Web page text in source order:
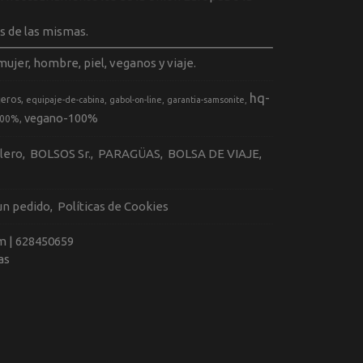
de las mismas.
hombre, piel, veganos y viaje.
equipaje-de-cabina gabol-on-line garantia-samsonite
hq-
vegano-100%
BOLSOS Sr. PARAGÜAS
BOLSA DE VIAJE
pedido Políticas de Cookies
| 628450659